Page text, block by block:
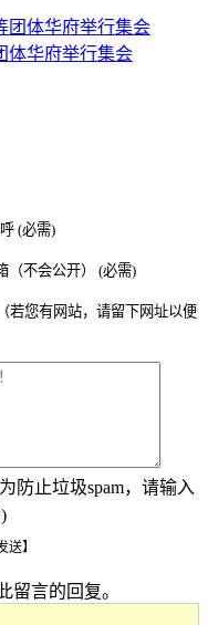
体华府举行集会
(必需)
（不会公开） (必需)
若您有网站，请留下网址以便
为防止垃圾spam，请输入
送】
留言的回复。